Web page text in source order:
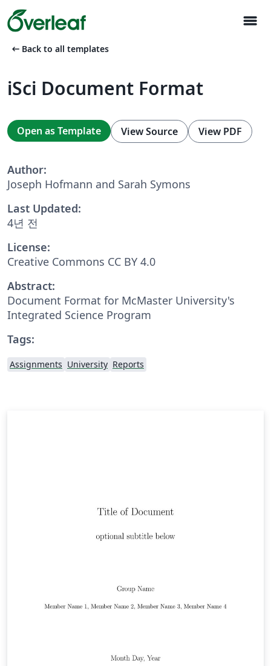
menu
arrow_left_alt Back to all templates
iSci Document Format
Open as Template View Source View PDF
Author:
Joseph Hofmann and Sarah Symons
Last Updated:
4년 전
License:
Creative Commons CC BY 4.0
Abstract:
Document Format for McMaster University's
Integrated Science Program
Tags:
Assignments University Reports